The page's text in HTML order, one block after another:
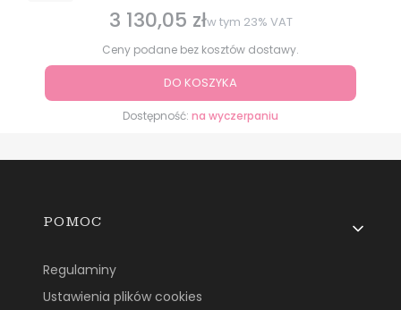
Cena brutto
3 130,05 złw tym 23% VAT
Ceny podane bez kosztów dostawy.
DO KOSZYKA
Dostępność: na wyczerpaniu
Linki w stopce
POMOC
Regulaminy
Ustawienia plików cookies